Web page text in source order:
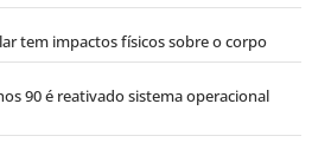
tem impactos físicos sobre o corpo
90 é reativado sistema operacional